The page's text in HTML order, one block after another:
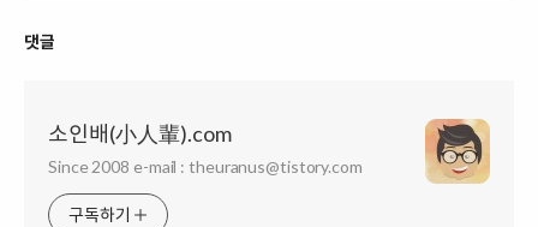
댓글
소인배(小人輩).com
Since 2008 e-mail : theuranus@tistory.com
구독하기